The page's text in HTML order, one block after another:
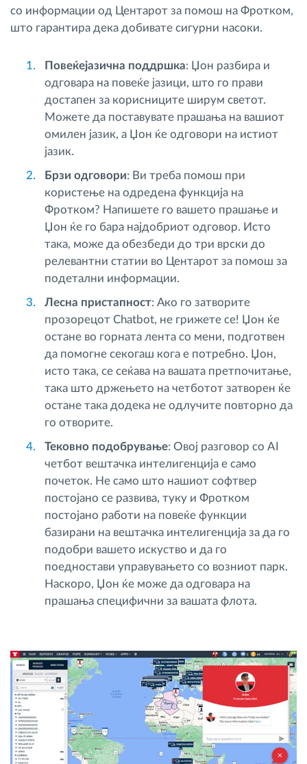
со информации од Центарот за помош на Фротком,
што гарантира дека добивате сигурни насоки.
Повеќејазична поддршка: Џон разбира и
одговара на повеќе јазици, што го прави
достапен за корисниците ширум светот.
Можете да поставувате прашања на вашиот
омилен јазик, а Џон ќе одговори на истиот
јазик.
Брзи одговори: Ви треба помош при
користење на одредена функција на
Фротком? Напишете го вашето прашање и
Џон ќе го бара најдобриот одговор. Исто
така, може да обезбеди до три врски до
релевантни статии во Центарот за помош за
подетални информации.
Лесна пристапност: Ако го затворите
прозорецот Chatbot, не грижете се! Џон ќе
остане во горната лента со мени, подготвен
да помогне секогаш кога е потребно. Џон,
исто така, се сеќава на вашата претпочитање,
така што држењето на четботот затворен ќе
остане така додека не одлучите повторно да
го отворите.
Тековно подобрување: Овој разговор со AI
четбот вештачка интелигенција е само
почеток. Не само што нашиот софтвер
постојано се развива, туку и Фротком
постојано работи на повеќе функции
базирани на вештачка интелигенција за да го
подобри вашето искуство и да го
поедностави управувањето со возниот парк.
Наскоро, Џон ќе може да одговара на
прашања специфични за вашата флота.